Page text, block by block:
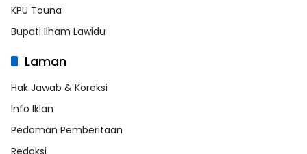
KPU Touna
Bupati Ilham Lawidu
Laman
Hak Jawab & Koreksi
Info Iklan
Pedoman Pemberitaan